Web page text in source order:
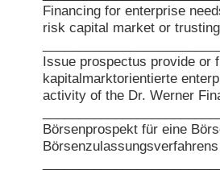
Financing for enterprise
risk capital market or
Issue prospectus provide or
kapitalmarktorientierte
activity of the Dr. Werner
Börsenprospekt für eine